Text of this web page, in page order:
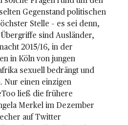
Gegenstand politischen
Stelle – es sei denn,
sind Ausländer,
2015/16, in der
in Köln von jungen
sexuell bedrängt und
Nur einen einzigen
ließ die frühere
Merkel im Dezember
auf Twitter